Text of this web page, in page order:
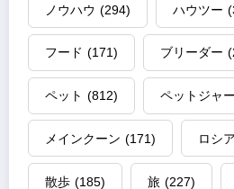
ノウハウ (294) ハウツー
フード (171) ブリーダー
ペット (812) ペットジャ
メインクーン (171) ロシ
散歩 (185) 旅 (227)